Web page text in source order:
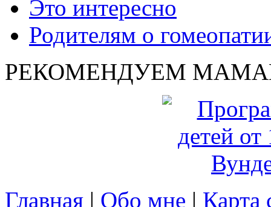
Это интересно
Родителям о
РЕКОМЕНДУЕМ
Главная | Обо мне | Карта